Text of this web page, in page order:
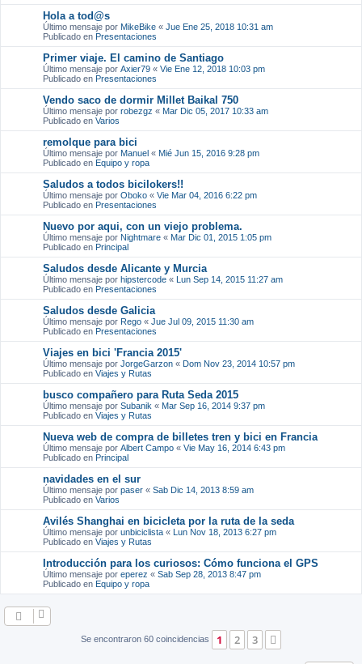
Hola a tod@s
Último mensaje por MikeBike « Jue Ene 25, 2018 10:31 am
Publicado en Presentaciones
Primer viaje. El camino de Santiago
Último mensaje por Axier79 « Vie Ene 12, 2018 10:03 pm
Publicado en Presentaciones
Vendo saco de dormir Millet Baikal 750
Último mensaje por robezgz « Mar Dic 05, 2017 10:33 am
Publicado en Varios
remolque para bici
Último mensaje por Manuel « Mié Jun 15, 2016 9:28 pm
Publicado en Equipo y ropa
Saludos a todos bicilokers!!
Último mensaje por Oboko « Vie Mar 04, 2016 6:22 pm
Publicado en Presentaciones
Nuevo por aqui, con un viejo problema.
Último mensaje por Nightmare « Mar Dic 01, 2015 1:05 pm
Publicado en Principal
Saludos desde Alicante y Murcia
Último mensaje por hipstercode « Lun Sep 14, 2015 11:27 am
Publicado en Presentaciones
Saludos desde Galicia
Último mensaje por Rego « Jue Jul 09, 2015 11:30 am
Publicado en Presentaciones
Viajes en bici 'Francia 2015'
Último mensaje por JorgeGarzon « Dom Nov 23, 2014 10:57 pm
Publicado en Viajes y Rutas
busco compañero para Ruta Seda 2015
Último mensaje por Subanik « Mar Sep 16, 2014 9:37 pm
Publicado en Viajes y Rutas
Nueva web de compra de billetes tren y bici en Francia
Último mensaje por Albert Campo « Vie May 16, 2014 6:43 pm
Publicado en Principal
navidades en el sur
Último mensaje por paser « Sab Dic 14, 2013 8:59 am
Publicado en Varios
Avilés Shanghai en bicicleta por la ruta de la seda
Último mensaje por unbiciclista « Lun Nov 18, 2013 6:27 pm
Publicado en Viajes y Rutas
Introducción para los curiosos: Cómo funciona el GPS
Último mensaje por eperez « Sab Sep 28, 2013 8:47 pm
Publicado en Equipo y ropa
Se encontraron 60 coincidencias 1 2 3